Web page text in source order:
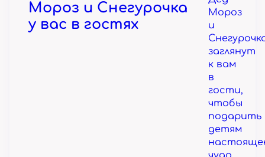
Мороз и Снегурочка
у вас в гостях
Мороз
и
заглянут
к вам
в
гости,
чтобы
подарить
детям